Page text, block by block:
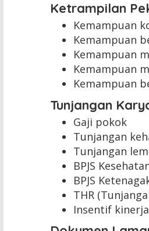
Ketrampilan
Kemampuan
Kemampuan
Kemampuan
Kemampuan
Kemampuan
Tunjangan
Gaji pokok
Tunjangan
Tunjangan
BPJS
BPJS
THR
Insentif kinerja